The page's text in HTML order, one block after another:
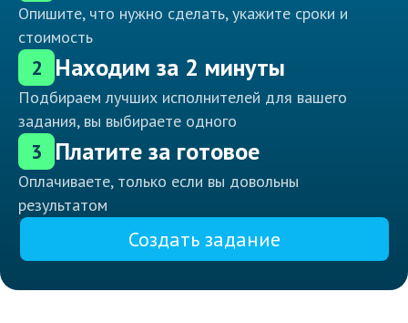
Опишите, что нужно сделать, укажите сроки и
стоимость
2 Находим за 2 минуты
Подбираем лучших исполнителей для вашего
задания, вы выбираете одного
3 Платите за готовое
Оплачиваете, только если вы довольны
результатом
Создать задание